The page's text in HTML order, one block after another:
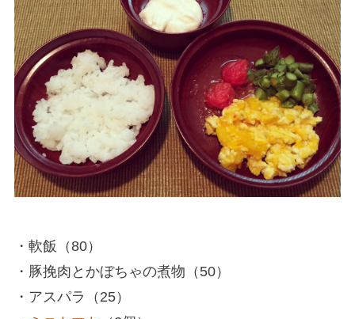
・軟飯（80）
・豚挽肉とかぼちゃの煮物（50）
・アスパラ（25）